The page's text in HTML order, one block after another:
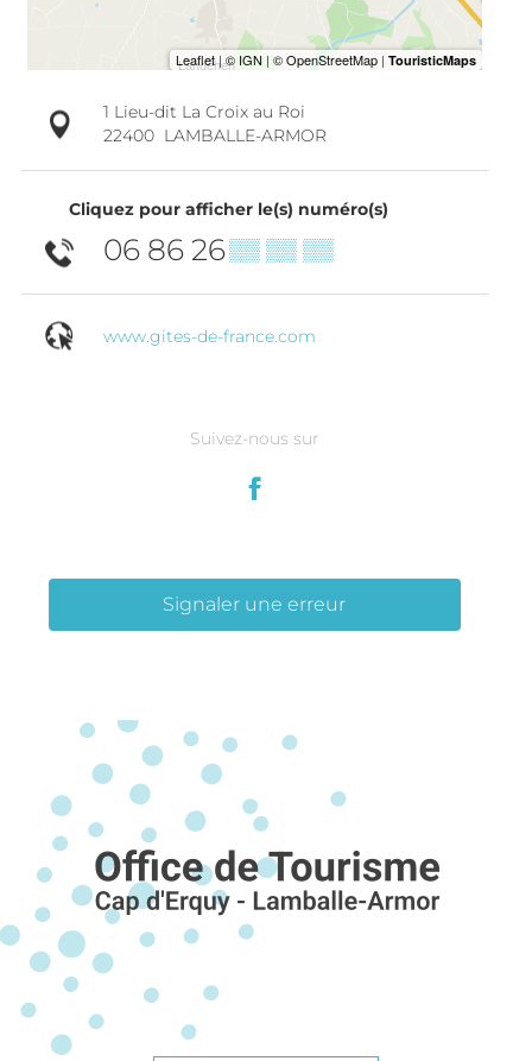
1 Lieu-dit La Croix au Roi
22400 LAMBALLE-ARMOR
Cliquez pour afficher le(s) numéro(s)
06 86 26▒▒ ▒▒ ▒▒
www.gites-de-france.com
Suivez-nous sur
Signaler une erreur